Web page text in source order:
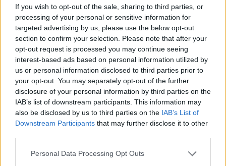
If you wish to opt-out of the sale, sharing to third parties, or
processing of your personal or sensitive information for
targeted advertising by us, please use the below opt-out
section to confirm your selection. Please note that after your
opt-out request is processed you may continue seeing
interest-based ads based on personal information utilized by
us or personal information disclosed to third parties prior to
your opt-out. You may separately opt-out of the further
disclosure of your personal information by third parties on the
IAB’s list of downstream participants. This information may
also be disclosed by us to third parties on the IAB’s List of
Downstream Participants that may further disclose it to other
Personal Data Processing Opt Outs
Kiosztották az állampapírpiaci LEG-ek díjait
tegnap az ÁKK vezetői. A díjak átadása előtt Búzás
Ferenc, az ÁKK üzleti vezérigazgató-helyettese
összefoglalta a 2001. év legfontosabb eseményeit
és tájékoztatott az elsődleges forgalmazói
rendszer tavalyi évi állampapírpiaci
tevékenységéről.
2001-ben 3,414 mrd Ft értékű állampapír került eladásra,
melynek 84%-át az elsődleges forgalmazók vásárolták meg
forgalmazása 16%-os részesedést ért el. A nettó értékesítés